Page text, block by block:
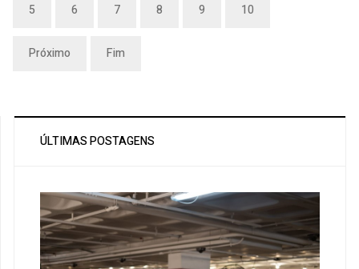
5 6 7 8 9 10
Próximo Fim
ÚLTIMAS POSTAGENS